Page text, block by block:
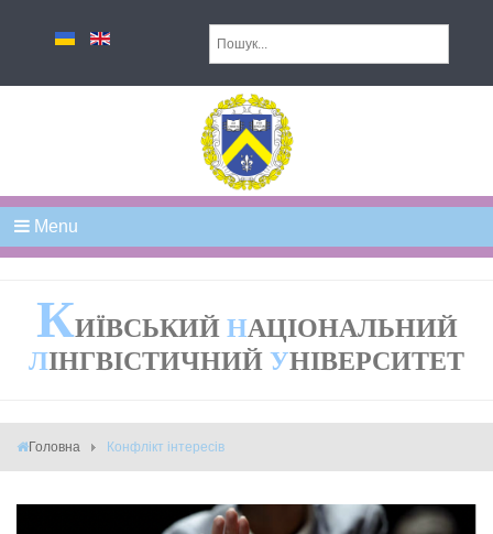
Menu
КИЇВСЬКИЙ НАЦІОНАЛЬНИЙ
ЛІНГВІСТИЧНИЙ УНІВЕРСИТЕТ
Головна Конфлікт інтересів